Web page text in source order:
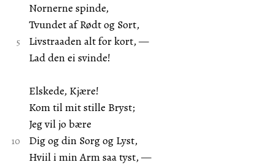
Nornerne spinde,
Tvundet af Rødt og Sort,
Livstraaden alt for kort, —
Lad den ei svinde!
Elskede, Kjære!
Kom til mit stille Bryst;
Jeg vil jo bære
Dig og din Sorg og Lyst,
Hviil i min Arm saa tyst, —